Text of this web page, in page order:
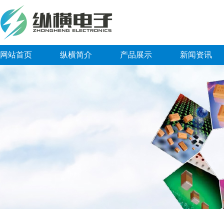
网站首页 纵横简介 产品展示 新闻资讯